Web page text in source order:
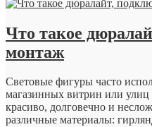
Что такое
монтаж
Световые фигуры часто
магазинных витрин или улиц
красиво, долговечно и
различные материалы: